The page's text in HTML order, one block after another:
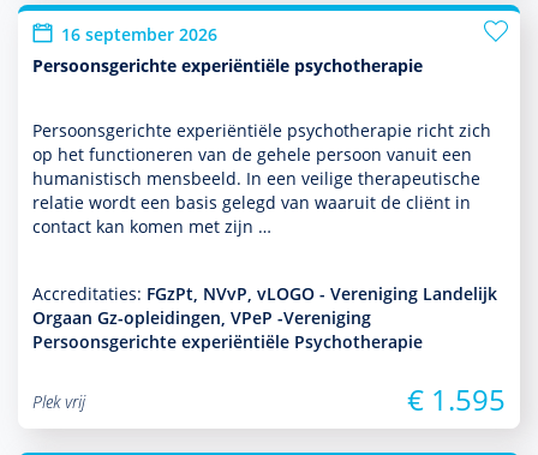
16 september 2026
Persoonsgerichte experiëntiële psychotherapie
Persoonsgerichte experiëntiële psycho­thera­pie richt zich
op het functio­neren van de gehele persoon vanuit een
humanistisch mensbeeld. In een veilige thera­peu­tische
relatie wordt een basis gelegd van waaruit de cliënt in
contact kan komen met zijn …
Accreditaties: FGzPt, NVvP, vLOGO - Vereniging Landelijk
Orgaan Gz-opleidingen, VPeP -Vereniging
Persoonsgerichte experiëntiële Psychotherapie
Plek vrij € 1.595